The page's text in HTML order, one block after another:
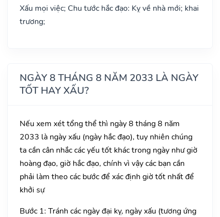
Xấu mọi việc; Chu tước hắc đạo: Kỵ về nhà mới; khai
trương;
NGÀY 8 THÁNG 8 NĂM 2033 LÀ NGÀY
TỐT HAY XẤU?
Nếu xem xét tổng thể thì ngày 8 tháng 8 năm
2033 là ngày xấu (ngày hắc đạo), tuy nhiên chúng
ta cần cân nhắc các yếu tốt khác trong ngày như giờ
hoàng đạo, giờ hắc đạo, chính vì vậy các bạn cần
phải làm theo các bước để xác định giờ tốt nhất để
khởi sự
Bước 1: Tránh các ngày đại kỵ, ngày xấu (tương ứng